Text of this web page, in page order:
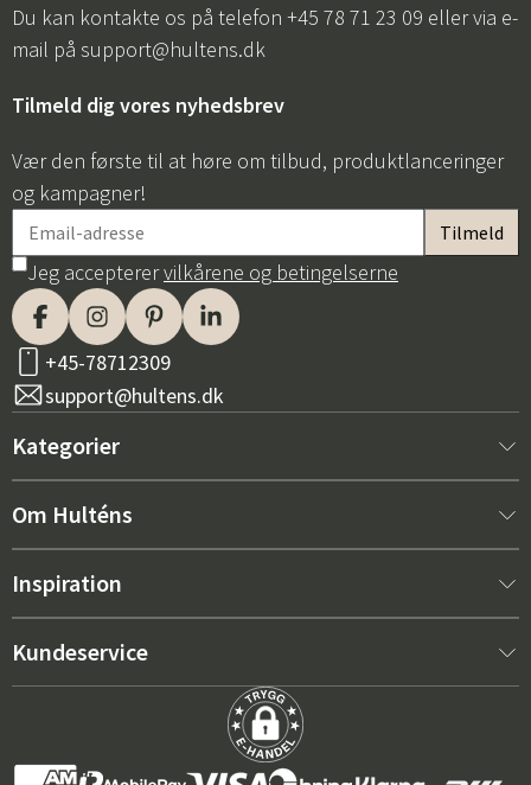
Du kan kontakte os på telefon +45 78 71 23 09 eller via e-
mail på support@hultens.dk
Tilmeld dig vores nyhedsbrev
Vær den første til at høre om tilbud, produktlanceringer
og kampagner!
Jeg accepterervilkårene og betingelserne
+45-78712309
support@hultens.dk
Kategorier
Nyt hos os
Indretning
Om Hulténs
Om Hulténs
Salgsafdeling
Inspiration
Bestsellere
De rigtige hynder til maksimal komfort – sådan vælger du
Kundeservice
Købsbetingelser